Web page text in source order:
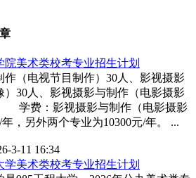
院美术类校考专业招生计划
（电视节目制作）30人、影视摄影
）30人、影视摄影与制作（电影摄影
学费：影视摄影与制作（电影摄影
，另外两个专业为10300元/年。 ...
3-11 16:34
学美术类校考专业招生计划